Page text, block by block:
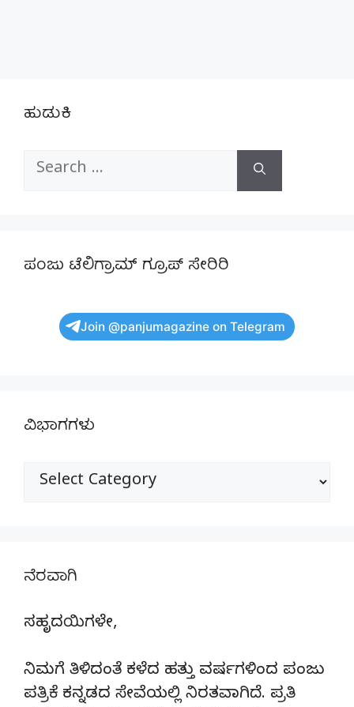
ಹುಡುಕಿ
Search
ಪಂಜು ಟೆಲಿಗ್ರಾಮ್ ಗ್ರೂಪ್ ಸೇರಿರಿ
Join @panjumagazine on Telegram
ವಿಭಾಗಗಳು
ವಿಭಾಗಗಳು
ನೆರವಾಗಿ
ಸಹೃದಯಿಗಳೇ,
ನಿಮಗೆ ತಿಳಿದಂತೆ ಕಳೆದ ಹತ್ತು ವರ್ಷಗಳಿಂದ ಪಂಜು
ಪತ್ರಿಕೆ ಕನ್ನಡದ ಸೇವೆಯಲ್ಲಿ ನಿರತವಾಗಿದೆ. ಪ್ರತಿ